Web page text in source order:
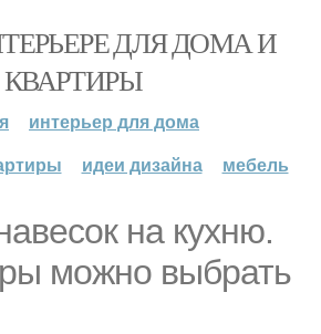
ДЛЯ ДОМА И
КВАРТИРЫ
интерьер для дома
идеи дизайна мебель
на кухню.
можно выбрать